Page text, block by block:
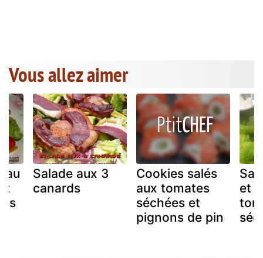
Vous allez aimer
au
Salade aux 3
canards
Cookies salés
aux tomates
séchées et
pignons de pin
et